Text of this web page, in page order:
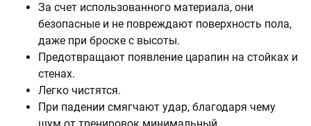
За счет использованного материала, они
безопасные и не повреждают поверхность пола,
даже при броске с высоты.
Предотвращают появление царапин на стойках и
стенах.
Легко чистятся.
При падении смягчают удар, благодаря чему